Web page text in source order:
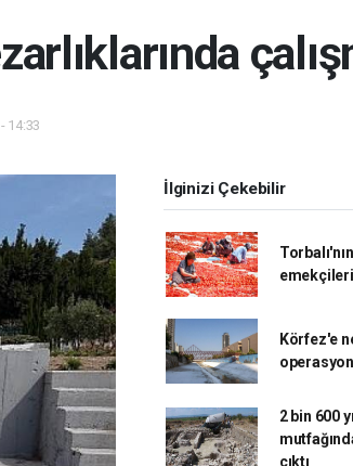
14:33
İlginizi Çekebilir
emekçileri
Körfez'e
operasyon
2 bin 600
çıktı